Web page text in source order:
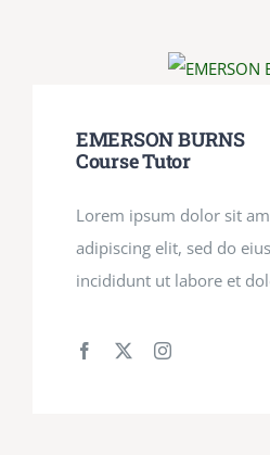
EMERSON BURNS
Course Tutor
Lorem ipsum dolor sit
adipiscing elit, sed do
incididunt ut labore et